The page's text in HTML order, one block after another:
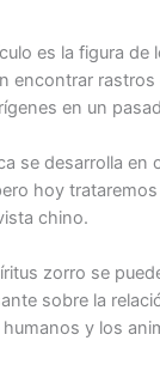
es la figura de
encontrar rastros
en un
se desarrolla en
hoy
chino.
zorro se
sobre la
y los